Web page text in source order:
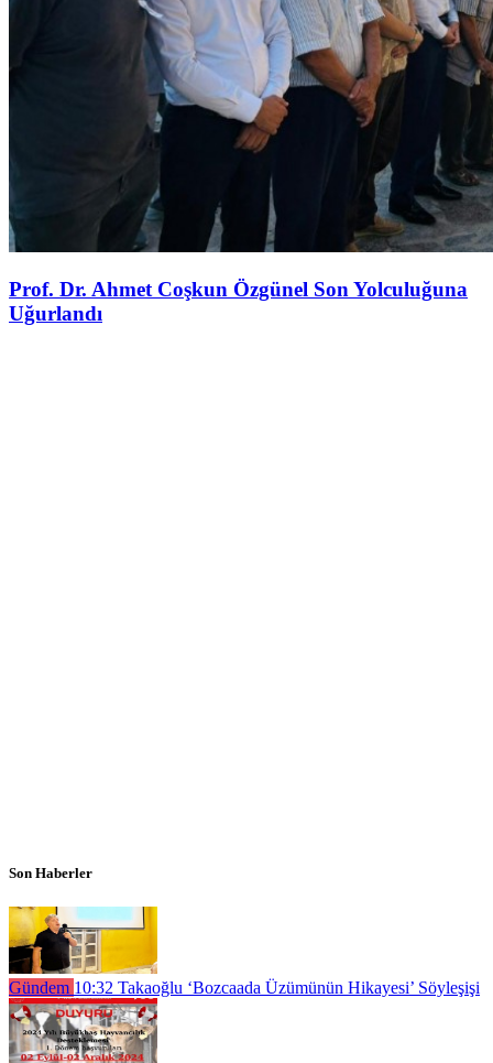
Prof. Dr. Ahmet Coşkun Özgünel Son Yolculuğuna
Uğurlandı
Son Haberler
Gündem 10:32 Takaoğlu ‘Bozcaada Üzümünün Hikayesi’ Söyleşişi